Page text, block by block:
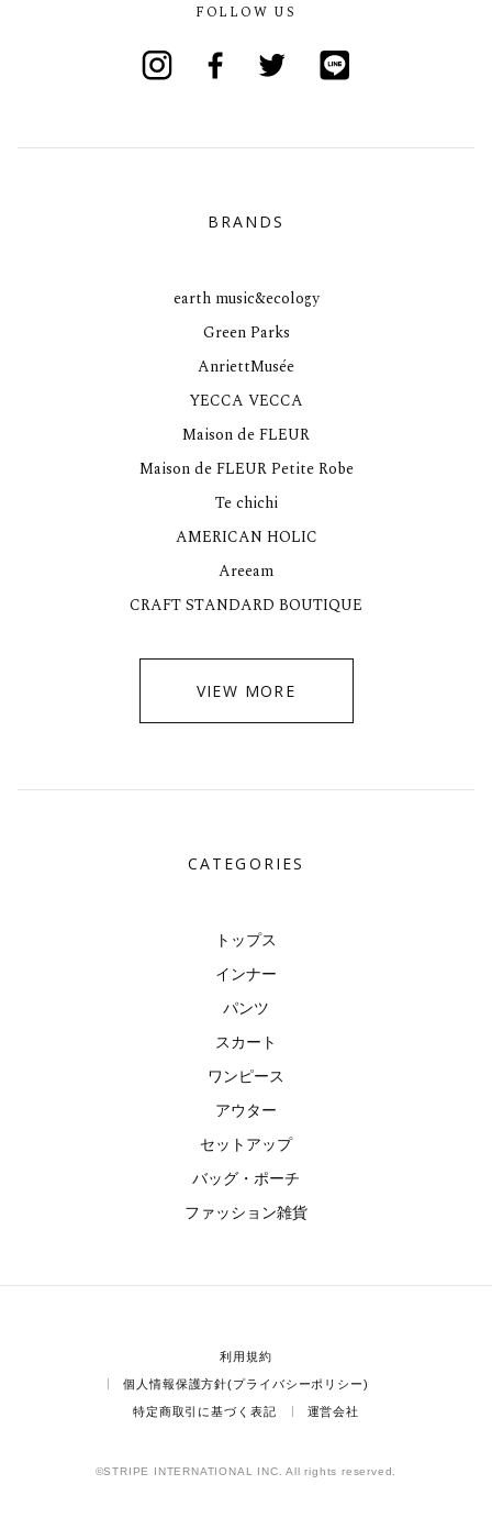
FOLLOW US
BRANDS
earth music&ecology
Green Parks
AnriettMusée
YECCA VECCA
Maison de FLEUR
Maison de FLEUR Petite Robe
Te chichi
AMERICAN HOLIC
Areeam
CRAFT STANDARD BOUTIQUE
VIEW MORE
CATEGORIES
トップス
インナー
パンツ
スカート
ワンピース
アウター
セットアップ
バッグ・ポーチ
ファッション雑貨
利用規約
個人情報保護方針(プライバシーポリシー)
特定商取引に基づく表記 運営会社
©STRIPE INTERNATIONAL INC. All rights reserved.